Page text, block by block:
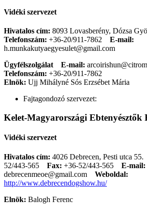
Vidéki szervezet
Hivatalos cím: 8093 Lovasberény, Dózsa
Telefonszám: +36-20/911-7862
E-mail:
h.munkakutyaegyesulet@gmail.com
Ügyfélszolgálat
E-mail:
Telefonszám: +36-20/911-7862
Elnök: Ujj Mihályné Sós Erzsébet Mária
Fajtagondozó szervezet:
Kelet-Magyarországi Ebtenyésztők
Vidéki szervezet
Hivatalos cím: 4026 Debrecen, Pesti utca 55.
52/443-565
Fax: +36-52/443-565
E-mail:
debrecenmeoe@gmail.com
Weboldal:
http://www.debrecendogshow.hu/
Elnök: Balogh Ferenc